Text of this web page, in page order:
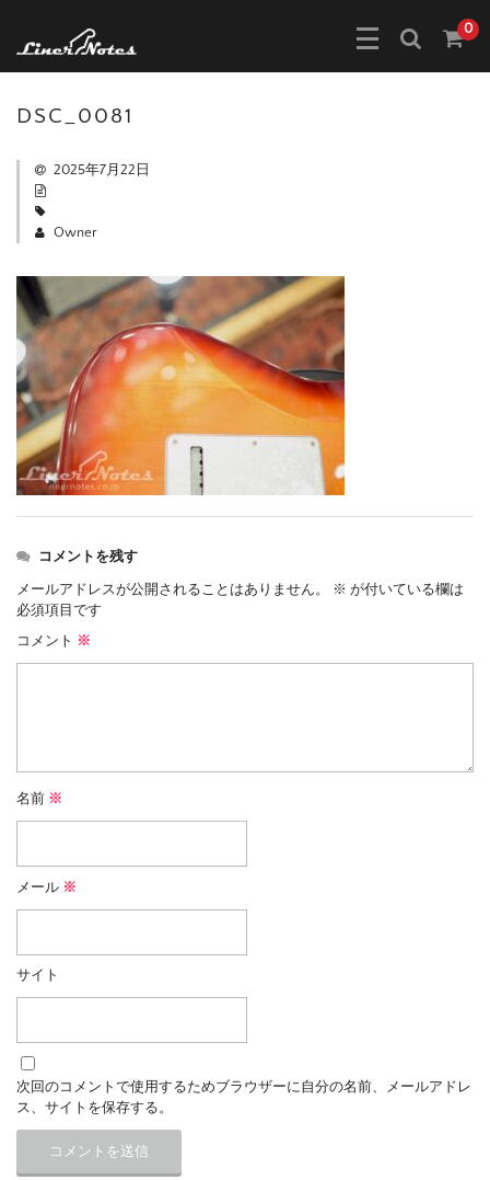
0
DSC_0081
2025年7月22日
Owner
コメントを残す
メールアドレスが公開されることはありません。 ※ が付いている欄は
必須項目です
コメント ※
名前 ※
メール ※
サイト
次回のコメントで使用するためブラウザーに自分の名前、メールアドレ
ス、サイトを保存する。